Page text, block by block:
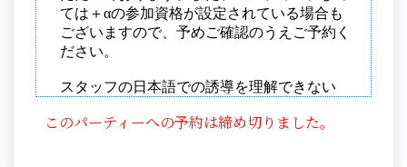
このパーティーへの予約は締め切りました。